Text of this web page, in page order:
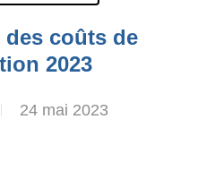
des coûts de
2023
24 mai 2023